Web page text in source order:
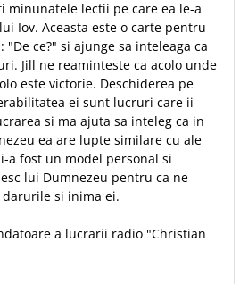
minunatele lectii pe care ea le-a
Iov. Aceasta este o carte pentru
ce?" si ajunge sa inteleaga ca
Jill ne reaminteste ca acolo unde
este victorie. Deschiderea pe
ei sunt lucruri care ii
si ma ajuta sa inteleg ca in
ea are lupte similare cu ale
a fost un model personal si
lui Dumnezeu pentru ca ne
si inima ei.
a lucrarii radio "Christian